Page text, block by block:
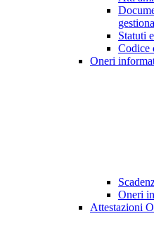
Statuti
Codice
Oneri
Oneri
Attestazioni